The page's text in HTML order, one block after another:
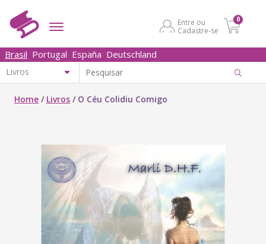
Entre ou
Cadastre-se
0
Brasil Portugal España Deutschland
Home / Livros / O Céu Colidiu Comigo